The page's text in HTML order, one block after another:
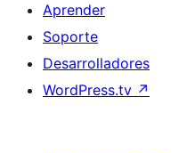
Aprender
Soporte
Desarrolladores
WordPress.tv ↗